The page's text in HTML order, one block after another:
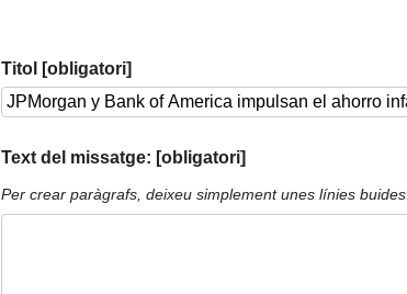
Titol [obligatori]
Text del missatge: [obligatori]
Per crear paràgrafs, deixeu simplement unes línies buides.